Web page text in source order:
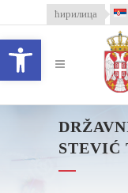
Open toolbar
ћирилица
STEVIĆ